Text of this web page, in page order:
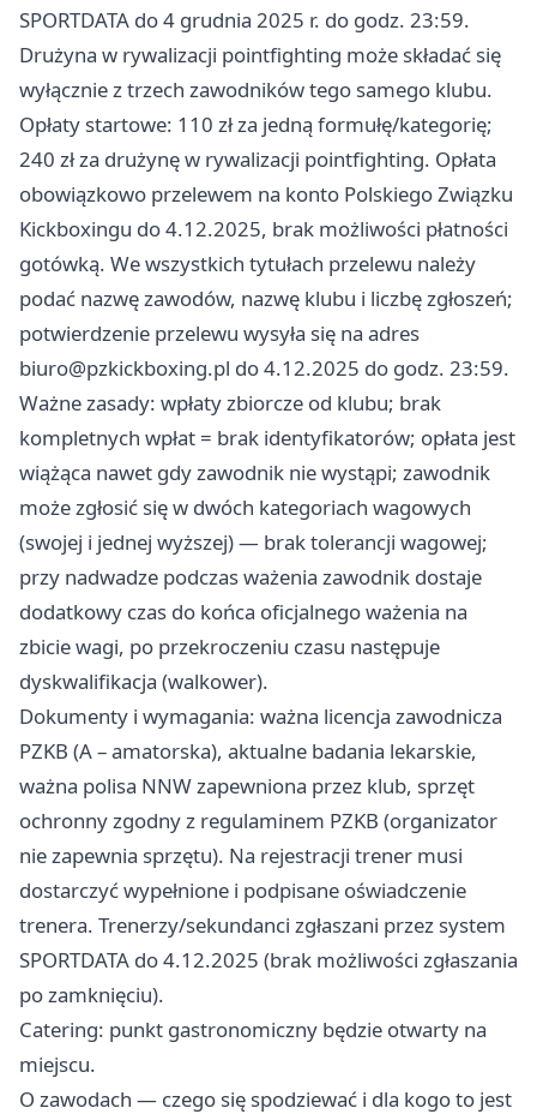
SPORTDATA do 4 grudnia 2025 r. do godz. 23:59.
Drużyna w rywalizacji pointfighting może składać się
wyłącznie z trzech zawodników tego samego klubu.
Opłaty startowe: 110 zł za jedną formułę/kategorię;
240 zł za drużynę w rywalizacji pointfighting. Opłata
obowiązkowo przelewem na konto Polskiego Związku
Kickboxingu do 4.12.2025, brak możliwości płatności
gotówką. We wszystkich tytułach przelewu należy
podać nazwę zawodów, nazwę klubu i liczbę zgłoszeń;
potwierdzenie przelewu wysyła się na adres
biuro@pzkickboxing.pl do 4.12.2025 do godz. 23:59.
Ważne zasady: wpłaty zbiorcze od klubu; brak
kompletnych wpłat = brak identyfikatorów; opłata jest
wiążąca nawet gdy zawodnik nie wystąpi; zawodnik
może zgłosić się w dwóch kategoriach wagowych
(swojej i jednej wyższej) — brak tolerancji wagowej;
przy nadwadze podczas ważenia zawodnik dostaje
dodatkowy czas do końca oficjalnego ważenia na
zbicie wagi, po przekroczeniu czasu następuje
dyskwalifikacja (walkower).
Dokumenty i wymagania: ważna licencja zawodnicza
PZKB (A – amatorska), aktualne badania lekarskie,
ważna polisa NNW zapewniona przez klub, sprzęt
ochronny zgodny z regulaminem PZKB (organizator
nie zapewnia sprzętu). Na rejestracji trener musi
dostarczyć wypełnione i podpisane oświadczenie
trenera. Trenerzy/sekundanci zgłaszani przez system
SPORTDATA do 4.12.2025 (brak możliwości zgłaszania
po zamknięciu).
Catering: punkt gastronomiczny będzie otwarty na
miejscu.
O zawodach — czego się spodziewać i dla kogo to jest